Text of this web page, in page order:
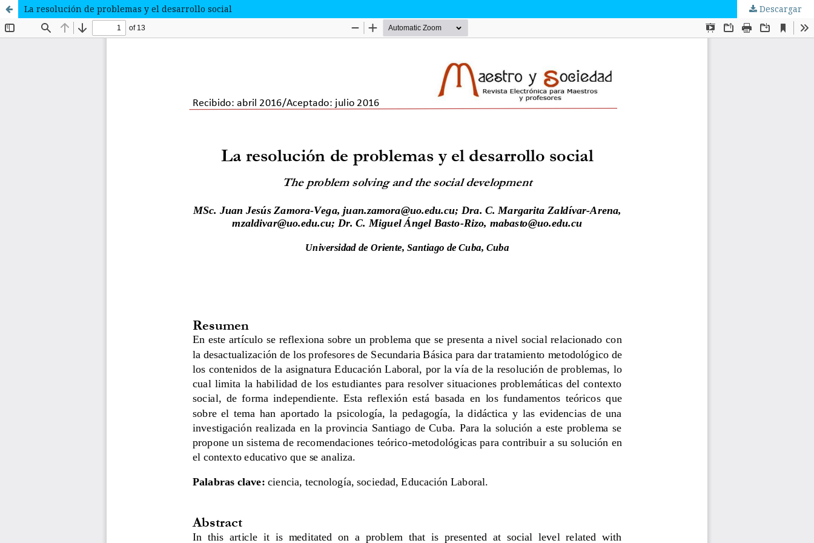
La resolución de problemas y el desarrollo social Descargar